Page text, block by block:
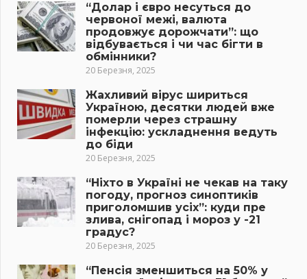
“Долар і євро несуться до
червоної межі, валюта
продовжує дорожчати”: що
відбувається і чи час бігти в
обмінники?
20 Березня, 2025
Жахливий вірус шириться
Україною, десятки людей вже
померли через страшну
інфекцію: ускладнення ведуть
до біди
20 Березня, 2025
“Ніхто в Україні не чекав на таку
погоду, прогноз синоптиків
приголомшив усіх”: куди пре
злива, снігопад і мороз у -21
градус?
20 Березня, 2025
“Пенсія зменшиться на 50% у